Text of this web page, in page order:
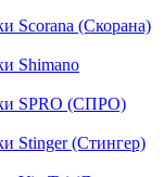
Scorana (Скорана)
Shimano
SPRO (СПРО)
Stinger (Стингер)